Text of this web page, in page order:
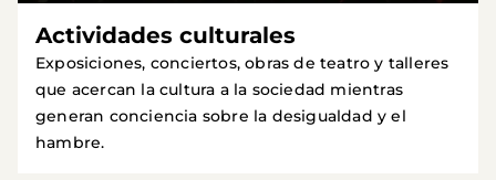
Actividades culturales
Exposiciones, conciertos, obras de teatro y talleres
que acercan la cultura a la sociedad mientras
generan conciencia sobre la desigualdad y el
hambre.